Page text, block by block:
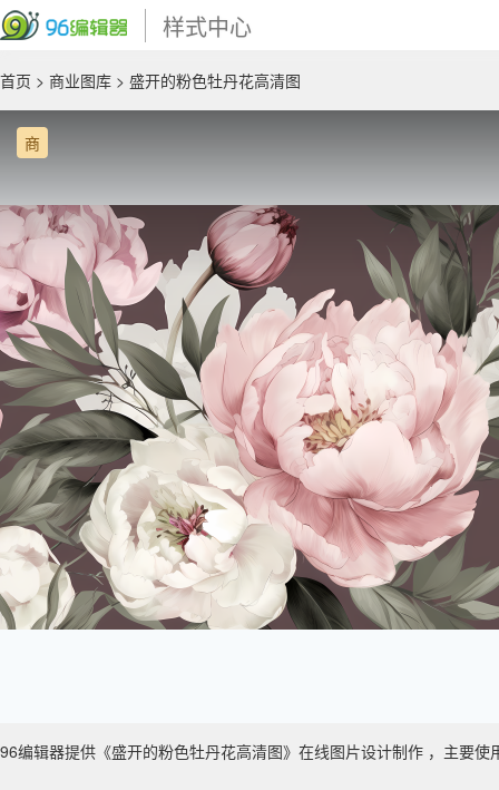
样式中心
首页 > 商业图库 > 盛开的粉色牡丹花高清图
商
96编辑器提供《盛开的粉色牡丹花高清图》在线图片设计制作 ，主要